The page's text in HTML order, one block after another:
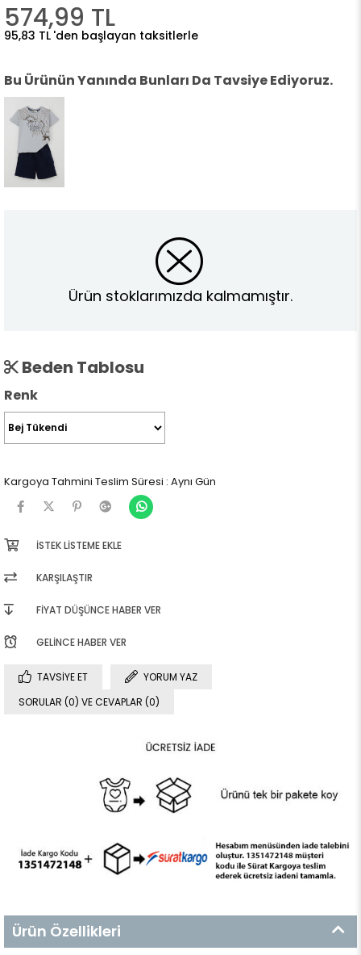
574,99 TL
95,83 TL 'den başlayan taksitlerle
Bu Ürünün Yanında Bunları Da Tavsiye Ediyoruz.
Ürün stoklarımızda kalmamıştır.
Beden Tablosu
Renk
Kargoya Tahmini Teslim Süresi : Aynı Gün
İSTEK LISTEME EKLE
KARŞILAŞTIR
FIYAT DÜŞÜNCE HABER VER
GELINCE HABER VER
TAVSIYE ET
YORUM YAZ
SORULAR (0) VE CEVAPLAR (0)
Ürün Özellikleri